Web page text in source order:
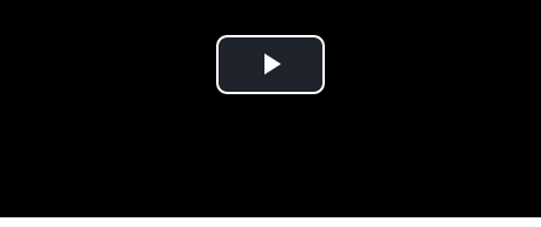
Play Video